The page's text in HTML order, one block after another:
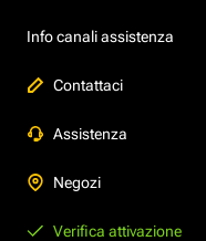
Info canali assistenza
Contattaci
Assistenza
Negozi
Verifica attivazione